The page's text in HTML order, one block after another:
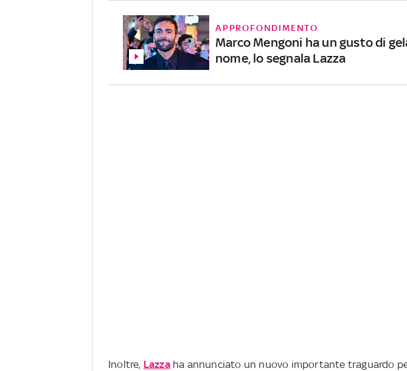
APPROFONDIMENTO
Marco Mengoni ha un gusto di
nome, lo segnala Lazza
Inoltre, Lazzaha annunciato un nuovo importante traguardo